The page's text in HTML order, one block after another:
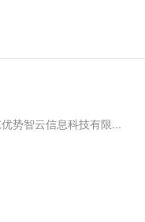
势智云信息科技有限...